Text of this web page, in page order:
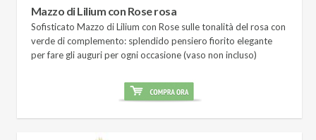
Mazzo di Lilium con Rose rosa
Sofisticato Mazzo di Lilium con Rose sulle tonalità del rosa con
verde di complemento: splendido pensiero fiorito elegante
per fare gli auguri per ogni occasione (vaso non incluso)